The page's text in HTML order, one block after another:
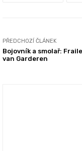
PŘEDCHOZÍ ČLÁNEK
Bojovník a smolař:
van Garderen